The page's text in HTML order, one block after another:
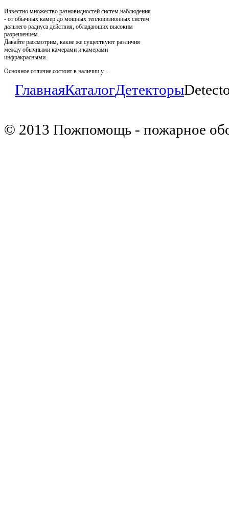
Известно множество разновидностей систем наблюдения
- от обычных камер до мощных тепловизионных систем
дальнего радиуса действия, обладающих высоким
разрешением.
Давайте рассмотрим, какие же существуют различия
между обычными камерами и камерами
инфракрасными.
Основное отличие состоит в наличии у ...
ГлавнаяКаталогДетекторы
© 2013 Пожпомощь - пожарное